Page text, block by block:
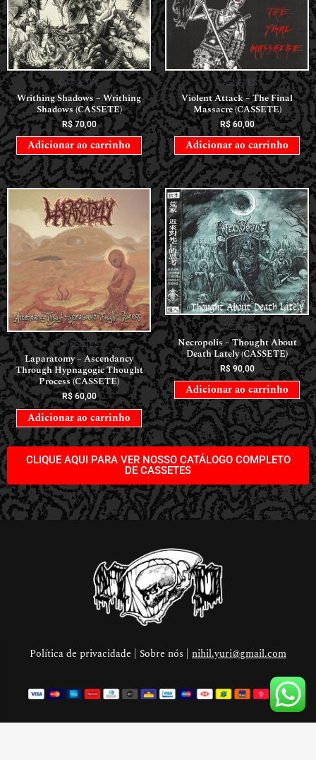
CASSETES
Writhing Shadows – Writhing
Shadows (CASSETE)
R$70,00
Adicionar ao carrinho
CASSETES
Violent Attack – The Final
Massacre (CASSETE)
R$60,00
Adicionar ao carrinho
CASSETES
Laparatomy – Ascendancy
Through Hypnagogic Thought
Process (CASSETE)
R$60,00
Adicionar ao carrinho
CASSETES
Necropolis – Thought About
Death Lately (CASSETE)
R$90,00
Adicionar ao carrinho
CLIQUE AQUI PARA VER NOSSO CATÁLOGO COMPLETO
DE CASSETES
Política de privacidade | Sobre nós | nihil.yuri@gmail.com